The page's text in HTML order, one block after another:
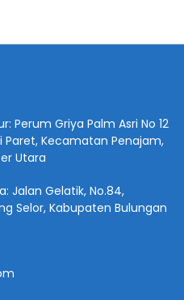
Perum Griya Palm Asri No 12
Paret, Kecamatan Penajam,
Utara
Jalan Gelatik, No.84,
Selor, Kabupaten Bulungan